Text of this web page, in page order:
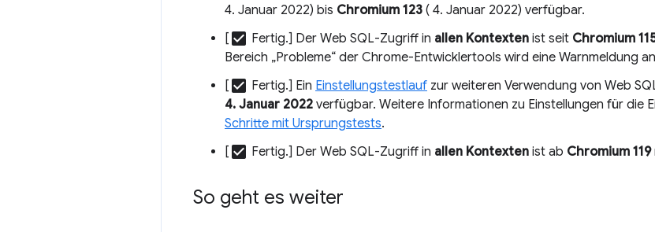
4. Januar 2022) bis Chromium 123 ( 4. Januar 2022) verfügbar.
[ check_box Fertig.] Der Web SQL-Zugriff in allen Kontexten ist seit Chromium
Bereich „Probleme“ der Chrome-Entwicklertools wird eine Warnmeldung
[ check_box Fertig.] Ein Einstellungstestlauf zur weiteren Verwendung von Web
4. Januar 2022 verfügbar. Weitere Informationen zu Einstellungen für die
Schritte mit Ursprungstests.
[ check_box Fertig.] Der Web SQL-Zugriff in allen Kontexten ist ab Chromium 119
So geht es weiter